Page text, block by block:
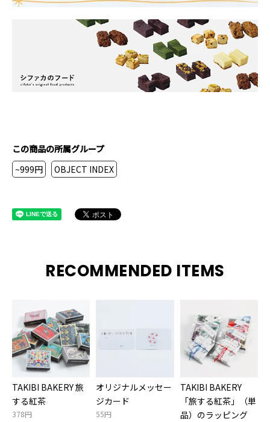
この商品の所属グループ
~999円
OBJECT INDEX
RECOMMENDED ITEMS
TAKIBI BAKERY 旅
する紅茶
378円
オリジナルメッセー
ジカード
55円
TAKIBI BAKERY
「旅する紅茶」（単
品）のラッピング